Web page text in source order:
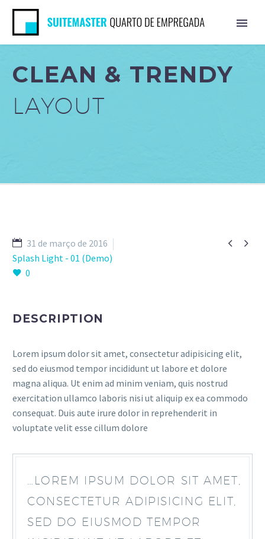
CLEAN & TRENDY
LAYOUT
 
31 de março de 2016
Splash Light - 01 (Demo)
0
DESCRIPTION
Lorem ipsum dolor sit amet, consectetur adipisicing elit,
sed do eiusmod tempor incididunt ut labore et dolore
magna aliqua. Ut enim ad minim veniam, quis nostrud
exercitation ullamco laboris nisi ut aliquip ex ea commodo
consequat. Duis aute irure dolor in reprehenderit in
voluptate velit esse cillum dolore
…LOREM IPSUM DOLOR SIT AMET,
CONSECTETUR ADIPISICING ELIT,
SED DO EIUSMOD TEMPOR